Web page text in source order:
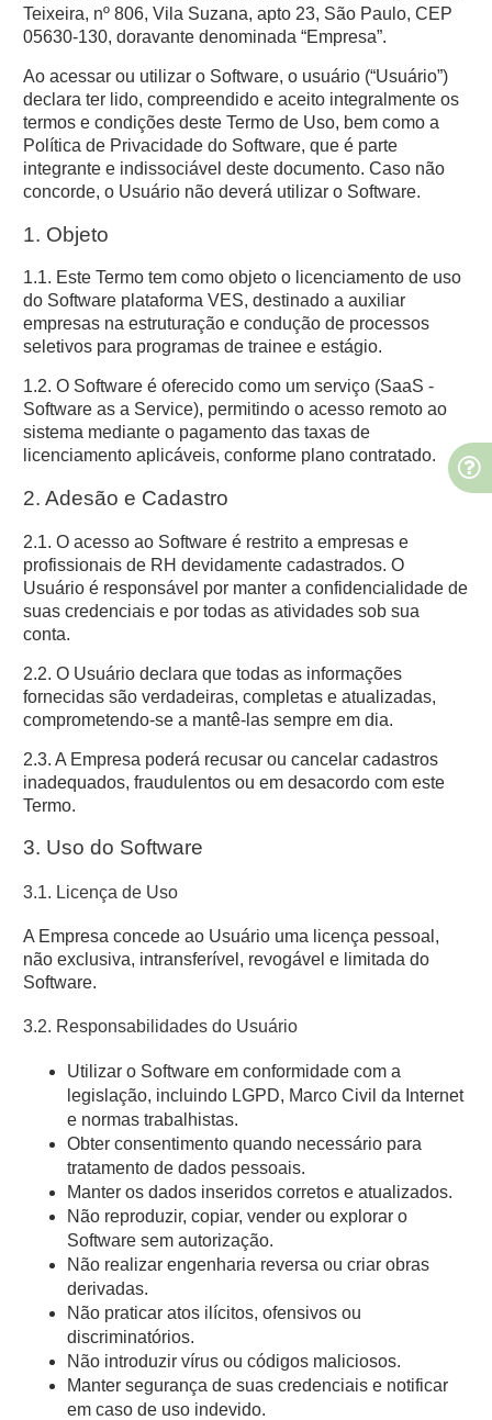
Teixeira, nº 806, Vila Suzana, apto 23, São Paulo, CEP
05630-130, doravante denominada “Empresa”.
Ao acessar ou utilizar o Software, o usuário (“Usuário”)
declara ter lido, compreendido e aceito integralmente os
termos e condições deste Termo de Uso, bem como a
Política de Privacidade do Software, que é parte
integrante e indissociável deste documento. Caso não
concorde, o Usuário não deverá utilizar o Software.
1. Objeto
1.1. Este Termo tem como objeto o licenciamento de uso
do Software plataforma VES, destinado a auxiliar
empresas na estruturação e condução de processos
seletivos para programas de trainee e estágio.
1.2. O Software é oferecido como um serviço (SaaS -
Software as a Service), permitindo o acesso remoto ao
sistema mediante o pagamento das taxas de
licenciamento aplicáveis, conforme plano contratado.
2. Adesão e Cadastro
2.1. O acesso ao Software é restrito a empresas e
profissionais de RH devidamente cadastrados. O
Usuário é responsável por manter a confidencialidade de
suas credenciais e por todas as atividades sob sua
conta.
2.2. O Usuário declara que todas as informações
fornecidas são verdadeiras, completas e atualizadas,
comprometendo-se a mantê-las sempre em dia.
2.3. A Empresa poderá recusar ou cancelar cadastros
inadequados, fraudulentos ou em desacordo com este
Termo.
3. Uso do Software
3.1. Licença de Uso
A Empresa concede ao Usuário uma licença pessoal,
não exclusiva, intransferível, revogável e limitada do
Software.
3.2. Responsabilidades do Usuário
Utilizar o Software em conformidade com a
legislação, incluindo LGPD, Marco Civil da Internet
e normas trabalhistas.
Obter consentimento quando necessário para
tratamento de dados pessoais.
Manter os dados inseridos corretos e atualizados.
Não reproduzir, copiar, vender ou explorar o
Software sem autorização.
Não realizar engenharia reversa ou criar obras
derivadas.
Não praticar atos ilícitos, ofensivos ou
discriminatórios.
Não introduzir vírus ou códigos maliciosos.
Manter segurança de suas credenciais e notificar
em caso de uso indevido.